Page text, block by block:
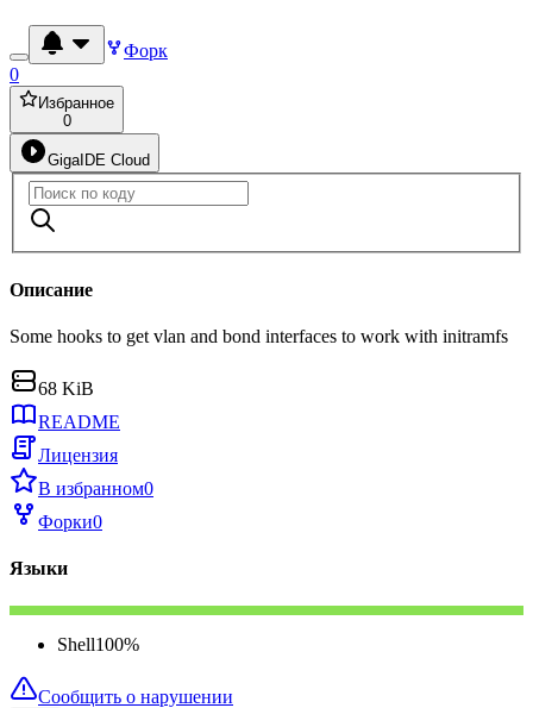
Форк
0
Избранное
0
GigaIDE Cloud
Описание
Some hooks to get vlan and bond interfaces to work with initramfs
68 KiB
README
Лицензия
В избранном0
Форки0
Языки
Shell100%
Сообщить о нарушении